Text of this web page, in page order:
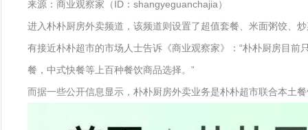
来源：商业观察家（ID：shangyeguanchajia）
进入朴朴厨房外卖频道，该频道则设置了超值套餐、米面粥饺、
有接近朴朴超市的市场人士告诉《商业观察家》：“朴朴厨房目
餐，中式快餐等上百种餐饮商品选择。”
而据一些公开信息显示，朴朴厨房外卖业务是朴朴超市联合本土